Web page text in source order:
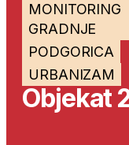
MONITORING
GRADNJE
PODGORICA
URBANIZAM
Objekat